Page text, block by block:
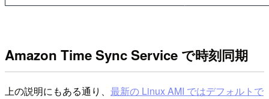
Amazon Time Sync Service で時刻同期
上の説明にもある通り、 最新の Linux AMI ではデフォルトで